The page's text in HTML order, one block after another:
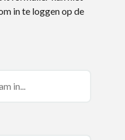
in te loggen op de